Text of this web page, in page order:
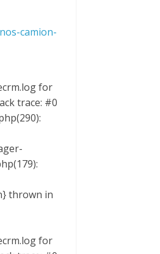
camion-
for
trace: #0
thrown in
for